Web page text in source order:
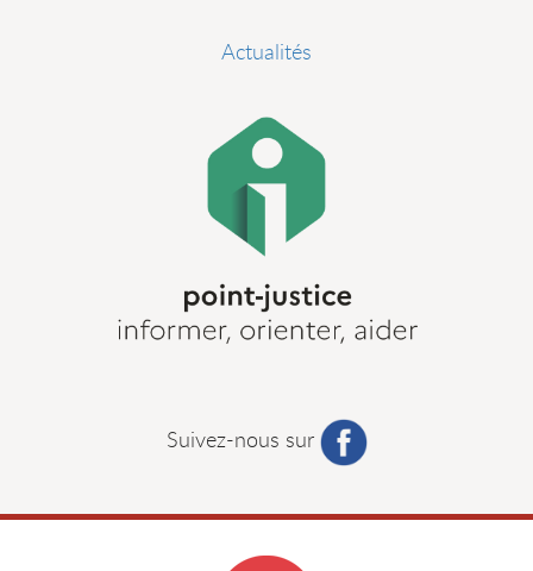
Actualités
Suivez-nous sur